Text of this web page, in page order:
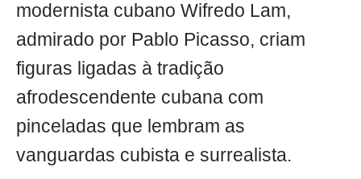
modernista cubano Wifredo Lam,
admirado por Pablo Picasso, criam
figuras ligadas à tradição
afrodescendente cubana com
pinceladas que lembram as
vanguardas cubista e surrealista.